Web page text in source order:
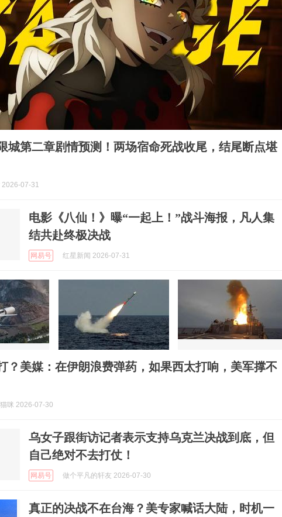
城第二章剧情预测！两场宿命死战收尾，结尾断点堪
2026-07-31
电影《八仙！》曝“一起上！”战斗海报，凡人集
结共赴终极决战
网易号 红星新闻 2026-07-31
？美媒：在伊朗浪费弹药，如果西太打响，美军撑不
咪 2026-07-30
乌女子跟街访记者表示支持乌克兰决战到底，但
自己绝对不去打仗！
网易号 做个平凡的轩友 2026-07-30
真正的决战不在台海？美专家喊话大陆，时机一